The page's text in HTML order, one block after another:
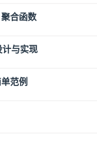
合函数
计与实现
范例